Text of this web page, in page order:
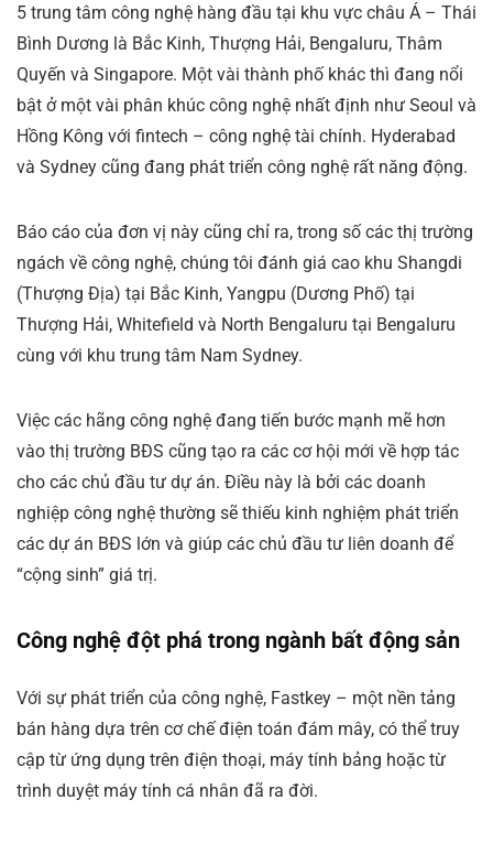
5 trung tâm công nghệ hàng đầu tại khu vực châu Á – Thái
Bình Dương là Bắc Kinh, Thượng Hải, Bengaluru, Thâm
Quyến và Singapore. Một vài thành phố khác thì đang nổi
bật ở một vài phân khúc công nghệ nhất định như Seoul và
Hồng Kông với fintech – công nghệ tài chính. Hyderabad
và Sydney cũng đang phát triển công nghệ rất năng động.
Báo cáo của đơn vị này cũng chỉ ra, trong số các thị trường
ngách về công nghệ, chúng tôi đánh giá cao khu Shangdi
(Thượng Địa) tại Bắc Kinh, Yangpu (Dương Phố) tại
Thượng Hải, Whitefield và North Bengaluru tại Bengaluru
cùng với khu trung tâm Nam Sydney.
Việc các hãng công nghệ đang tiến bước mạnh mẽ hơn
vào thị trường BĐS cũng tạo ra các cơ hội mới về hợp tác
cho các chủ đầu tư dự án. Điều này là bởi các doanh
nghiệp công nghệ thường sẽ thiếu kinh nghiệm phát triển
các dự án BĐS lớn và giúp các chủ đầu tư liên doanh để
“cộng sinh” giá trị.
Công nghệ đột phá trong ngành bất động sản
Với sự phát triển của công nghệ, Fastkey – một nền tảng
bán hàng dựa trên cơ chế điện toán đám mây, có thể truy
cập từ ứng dụng trên điện thoại, máy tính bảng hoặc từ
trình duyệt máy tính cá nhân đã ra đời.